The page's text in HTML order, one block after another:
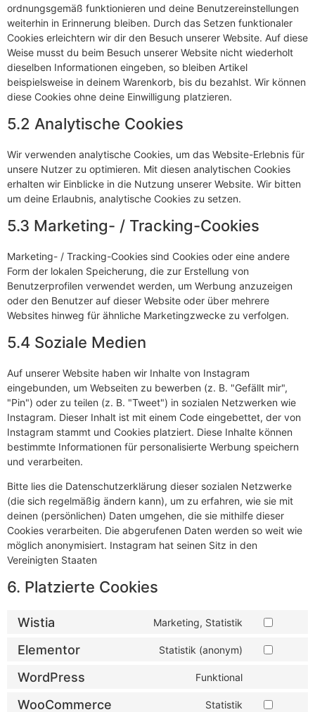
ordnungsgemäß funktionieren und deine Benutzereinstellungen
weiterhin in Erinnerung bleiben. Durch das Setzen funktionaler
Cookies erleichtern wir dir den Besuch unserer Website. Auf diese
Weise musst du beim Besuch unserer Website nicht wiederholt
dieselben Informationen eingeben, so bleiben Artikel
beispielsweise in deinem Warenkorb, bis du bezahlst. Wir können
diese Cookies ohne deine Einwilligung platzieren.
5.2 Analytische Cookies
Wir verwenden analytische Cookies, um das Website-Erlebnis für
unsere Nutzer zu optimieren. Mit diesen analytischen Cookies
erhalten wir Einblicke in die Nutzung unserer Website. Wir bitten
um deine Erlaubnis, analytische Cookies zu setzen.
5.3 Marketing- / Tracking-Cookies
Marketing- / Tracking-Cookies sind Cookies oder eine andere
Form der lokalen Speicherung, die zur Erstellung von
Benutzerprofilen verwendet werden, um Werbung anzuzeigen
oder den Benutzer auf dieser Website oder über mehrere
Websites hinweg für ähnliche Marketingzwecke zu verfolgen.
5.4 Soziale Medien
Auf unserer Website haben wir Inhalte von Instagram
eingebunden, um Webseiten zu bewerben (z. B. "Gefällt mir",
"Pin") oder zu teilen (z. B. "Tweet") in sozialen Netzwerken wie
Instagram. Dieser Inhalt ist mit einem Code eingebettet, der von
Instagram stammt und Cookies platziert. Diese Inhalte können
bestimmte Informationen für personalisierte Werbung speichern
und verarbeiten.
Bitte lies die Datenschutzerklärung dieser sozialen Netzwerke
(die sich regelmäßig ändern kann), um zu erfahren, wie sie mit
deinen (persönlichen) Daten umgehen, die sie mithilfe dieser
Cookies verarbeiten. Die abgerufenen Daten werden so weit wie
möglich anonymisiert. Instagram hat seinen Sitz in den
Vereinigten Staaten
6. Platzierte Cookies
Wistia Marketing, Statistik
Elementor Statistik (anonym)
WordPress Funktional
WooCommerce Statistik